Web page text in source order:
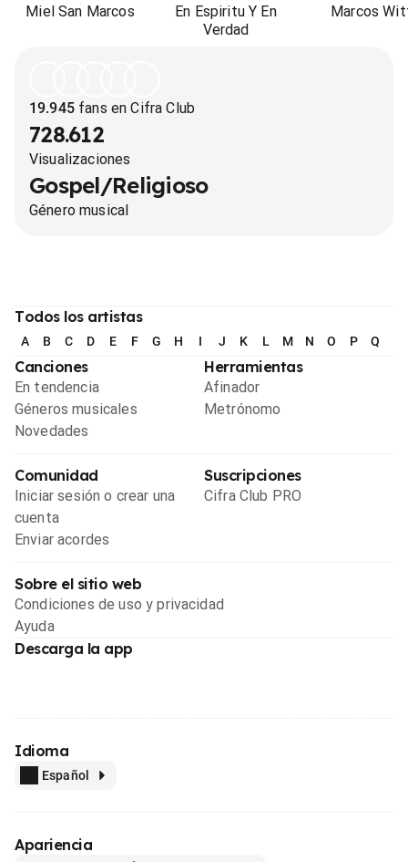
Miel San Marcos
En Espiritu Y En
Verdad
Marcos
19.945fans en Cifra Club
728.612
Visualizaciones
Gospel/Religioso
Género musical
Todos los artistas
A B C D E F G H I J K L M N O P Q
Canciones
En tendencia
Géneros musicales
Novedades
Herramientas
Afinador
Metrónomo
Comunidad
Iniciar sesión o crear una
cuenta
Enviar acordes
Suscripciones
Cifra Club PRO
Sobre el sitio web
Condiciones de uso y privacidad
Ayuda
Descarga la app
Idioma
Español
Apariencia